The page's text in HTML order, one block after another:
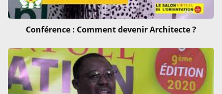
Conférence : Comment devenir Architecte ?